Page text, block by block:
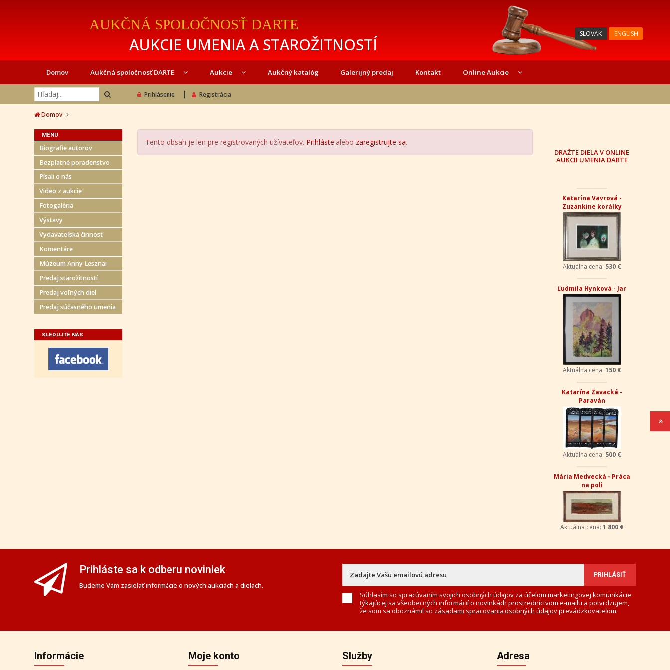
AUKČNÁ SPOLOČNOSŤ DARTE
AUKCIE UMENIA A STAROŽITNOSTÍ
SLOVAK ENGLISH
Domov Aukčná spoločnosť DARTE Aukcie Aukčný katalóg Galerijný predaj Kontakt Online Aukcie
Prihlásenie Registrácia
Domov
MENU
Biografie autorov
Bezplatné poradenstvo
Písali o nás
Video z aukcie
Fotogaléria
Výstavy
Vydavateľská činnosť
Komentáre
Múzeum Anny Lesznai
Predaj starožitností
Predaj voľných diel
Predaj súčasného umenia
SLEDUJTE NÁS
Tento obsah je len pre registrovaných užívateľov. Prihláste alebo zaregistrujte sa.
DRAŽTE DIELA V ONLINE
AUKCII UMENIA DARTE
Katarína Vavrová -
Zuzankine korálky
Aktuálna cena: 530 €
Ľudmila Hynková - Jar
Aktuálna cena: 150 €
Katarína Zavacká -
Paraván
Aktuálna cena: 500 €
Mária Medvecká - Práca
na poli
Aktuálna cena: 1 800 €
Prihláste sa k odberu noviniek
Budeme Vám zasielať informácie o nových aukciách a dielach.
Súhlasím so spracúvaním svojich osobných údajov za účelom marketingovej komunikácie
týkajúcej sa všeobecných informácií o novinkách prostredníctvom e-mailu a potvrdzujem,
že som sa oboznámil so zásadami spracovania osobných údajovprevádzkovateľom.
Informácie Moje konto Služby Adresa